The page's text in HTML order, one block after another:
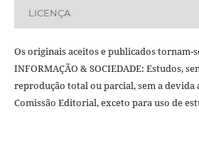
LICENÇA
Os originais aceitos e publicados tornam-
INFORMAÇÃO & SOCIEDADE: Estudos,
reprodução total ou parcial, sem a devida
Comissão Editorial, exceto para uso de